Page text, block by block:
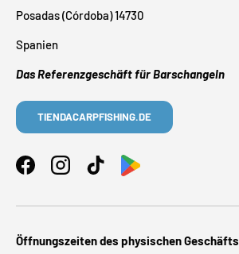
Posadas (Córdoba) 14730
Spanien
Das Referenzgeschäft für Barschangeln
TIENDACARPFISHING.DE
FacebookInstagramTikTok
Öffnungszeiten des physischen Geschäfts